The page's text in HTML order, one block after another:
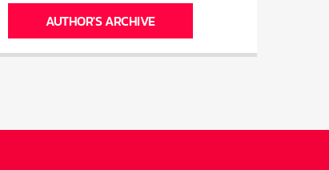
AUTHOR'S ARCHIVE